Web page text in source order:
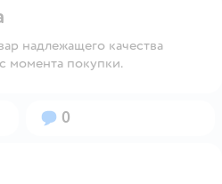
надлежащего качества
момента покупки.
Вопросов:
0